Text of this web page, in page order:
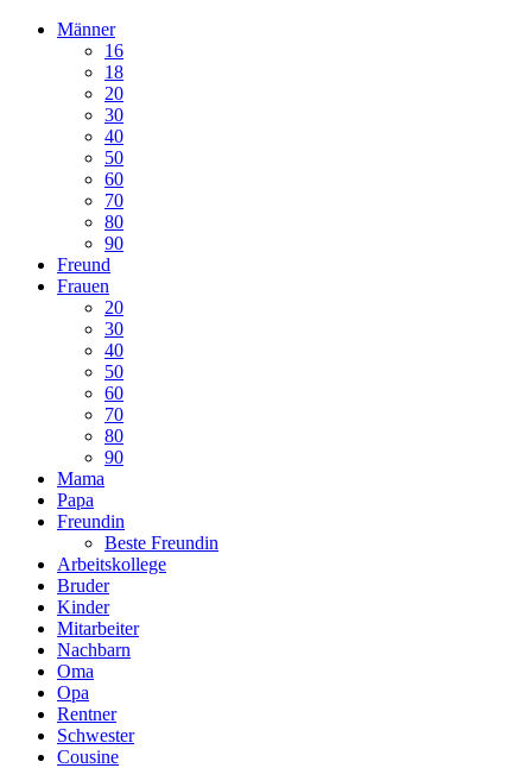
Männer
16
18
20
30
40
50
60
70
80
90
Freund
Frauen
20
30
40
50
60
70
80
90
Mama
Papa
Freundin
Beste Freundin
Arbeitskollege
Bruder
Kinder
Mitarbeiter
Nachbarn
Oma
Opa
Rentner
Schwester
Cousine